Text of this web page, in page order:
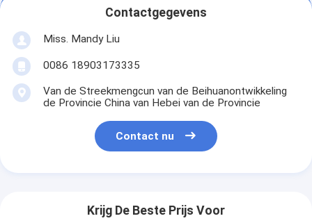
Contactgegevens
Miss. Mandy Liu
0086 18903173335
Van de Streekmengcun van de Beihuanontwikkeling
de Provincie China van Hebei van de Provincie
Contact nu
Krijg De Beste Prijs Voor